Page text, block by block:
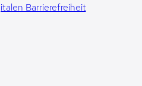
Barrierefreiheit